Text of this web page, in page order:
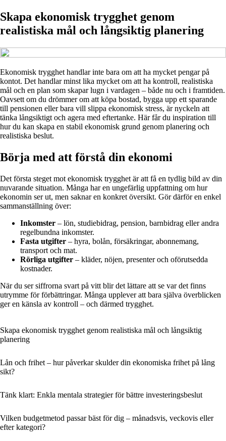
Skapa ekonomisk trygghet genom
realistiska mål och långsiktig planering
Ekonomisk trygghet handlar inte bara om att ha mycket pengar på
kontot. Det handlar minst lika mycket om att ha kontroll, realistiska
mål och en plan som skapar lugn i vardagen – både nu och i framtiden.
Oavsett om du drömmer om att köpa bostad, bygga upp ett sparande
till pensionen eller bara vill slippa ekonomisk stress, är nyckeln att
tänka långsiktigt och agera med eftertanke. Här får du inspiration till
hur du kan skapa en stabil ekonomisk grund genom planering och
realistiska beslut.
Börja med att förstå din ekonomi
Det första steget mot ekonomisk trygghet är att få en tydlig bild av din
nuvarande situation. Många har en ungefärlig uppfattning om hur
ekonomin ser ut, men saknar en konkret översikt. Gör därför en enkel
sammanställning över:
Inkomster – lön, studiebidrag, pension, barnbidrag eller andra
regelbundna inkomster.
Fasta utgifter – hyra, bolån, försäkringar, abonnemang,
transport och mat.
Rörliga utgifter – kläder, nöjen, presenter och oförutsedda
kostnader.
När du ser siffrorna svart på vitt blir det lättare att se var det finns
utrymme för förbättringar. Många upplever att bara själva överblicken
ger en känsla av kontroll – och därmed trygghet.
Skapa ekonomisk trygghet genom realistiska mål och långsiktig
planering
Lån och frihet – hur påverkar skulder din ekonomiska frihet på lång
sikt?
Tänk klart: Enkla mentala strategier för bättre investeringsbeslut
Vilken budgetmetod passar bäst för dig – månadsvis, veckovis eller
efter kategori?